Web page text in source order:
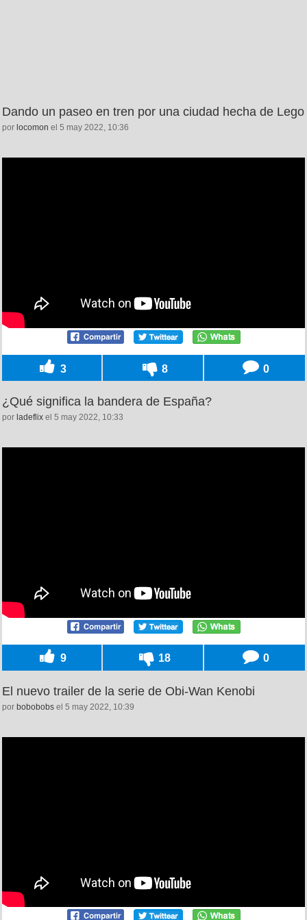
Dando un paseo en tren por una ciudad hecha de Lego
por locomon el 5 may 2022, 10:36
3 8 0
¿Qué significa la bandera de España?
por ladeflix el 5 may 2022, 10:33
9 18 0
El nuevo trailer de la serie de Obi-Wan Kenobi
por bobobobs el 5 may 2022, 10:39